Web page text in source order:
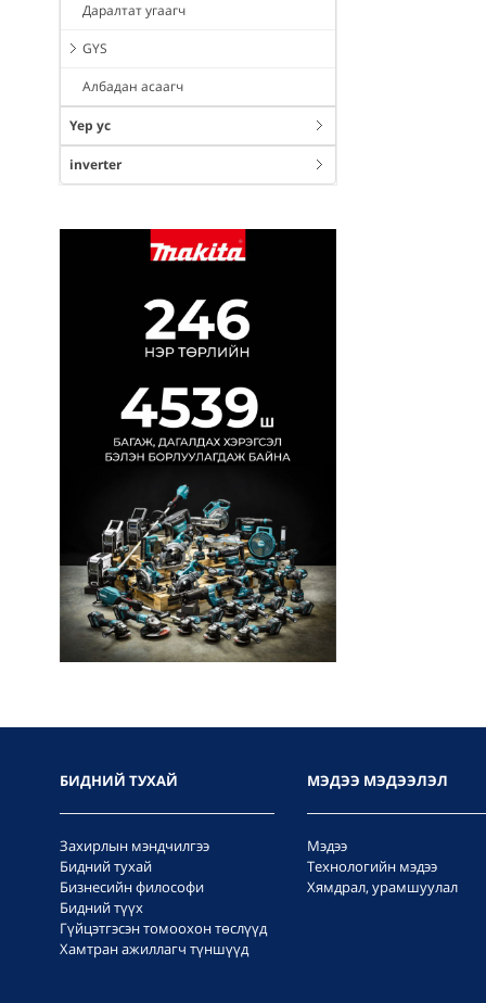
Даралтат угаагч
GYS
Албадан асаагч
Үер ус
inverter
БИДНИЙ ТУХАЙ
Захирлын мэндчилгээ
Бидний тухай
Бизнесийн философи
Бидний түүх
Гүйцэтгэсэн томоохон төслүүд
Хамтран ажиллагч түншүүд
МЭДЭЭ МЭДЭЭЛЭЛ
Мэдээ
Технологийн мэдээ
Хямдрал, урамшуулал